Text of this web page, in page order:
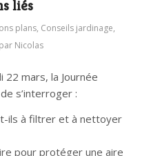
liés
plans, Conseils jardinage,
par Nicolas
22 mars, la Journée
s’interroger :
ils à filtrer et à nettoyer
pour protéger une aire